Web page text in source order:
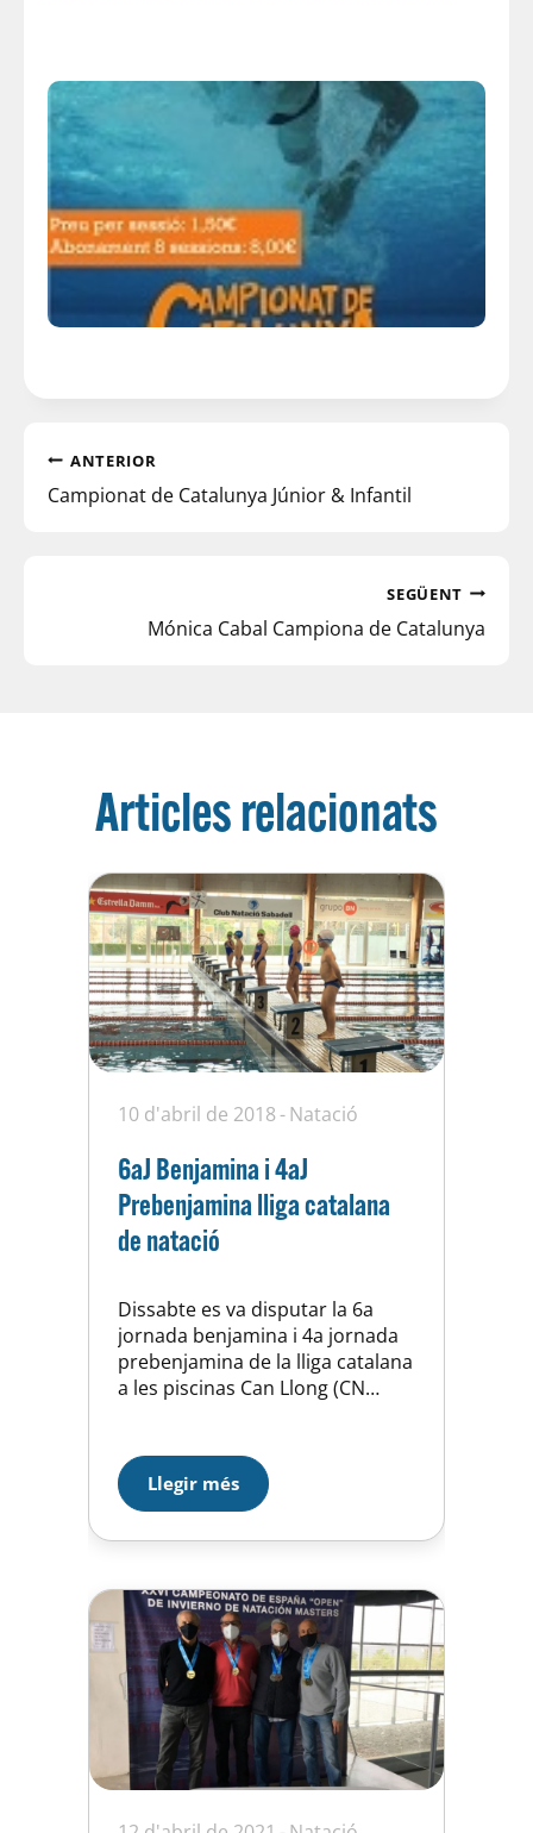
ANTERIOR
Campionat de Catalunya Júnior & Infantil
SEGÜENT
Mónica Cabal Campiona de Catalunya
Articles relacionats
10 d'abril de 2018 Natació
6aJ Benjamina i 4aJ
Prebenjamina lliga catalana
de natació
Dissabte es va disputar la 6a
jornada benjamina i 4a jornada
prebenjamina de la lliga catalana
a les piscinas Can Llong (CN
papallona i 4x25m. lliure) i la
millora del grup del 2009 (50m.
esquena, 50 m. papallona i 4×50)
que van millorar els seus…
Llegir més